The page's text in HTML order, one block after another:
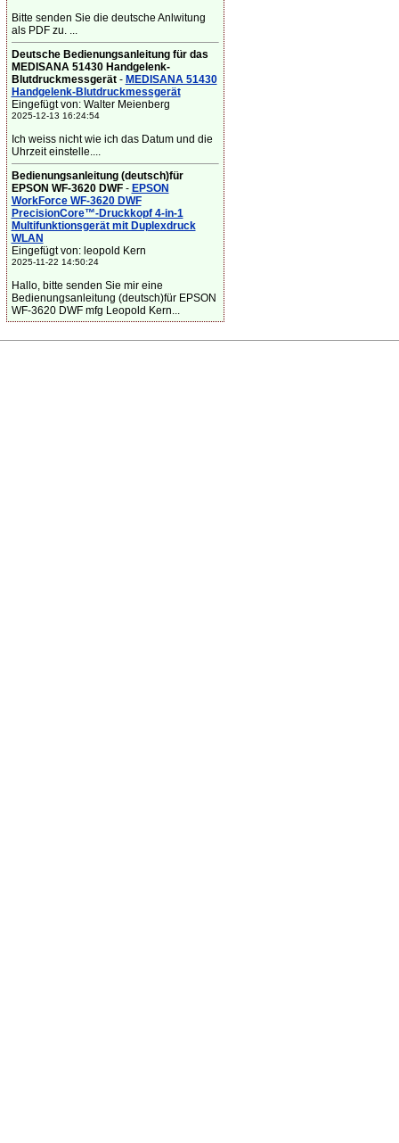
Bitte senden Sie die deutsche Anlwitung
als PDF zu. ...
Deutsche Bedienungsanleitung für das
MEDISANA 51430 Handgelenk-
Blutdruckmessgerät- MEDISANA 51430
Handgelenk-Blutdruckmessgerät
Eingefügt von: Walter Meienberg
2025-12-13 16:24:54
Ich weiss nicht wie ich das Datum und die
Uhrzeit einstelle....
Bedienungsanleitung (deutsch)für
EPSON WF-3620 DWF- EPSON
WorkForce WF-3620 DWF
PrecisionCore™-Druckkopf 4-in-1
Multifunktionsgerät mit Duplexdruck
WLAN
Eingefügt von: leopold Kern
2025-11-22 14:50:24
Hallo, bitte senden Sie mir eine
Bedienungsanleitung (deutsch)für EPSON
WF-3620 DWF mfg Leopold Kern...